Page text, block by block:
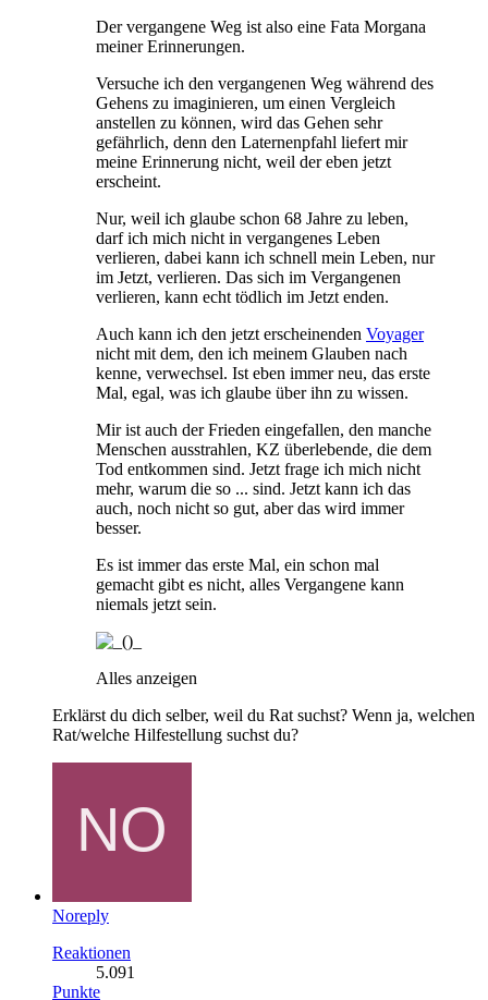
Der vergangene Weg ist also eine Fata Morgana
meiner Erinnerungen.
Versuche ich den vergangenen Weg während des
Gehens zu imaginieren, um einen Vergleich
anstellen zu können, wird das Gehen sehr
gefährlich, denn den Laternenpfahl liefert mir
meine Erinnerung nicht, weil der eben jetzt
erscheint.
Nur, weil ich glaube schon 68 Jahre zu leben,
darf ich mich nicht in vergangenes Leben
verlieren, dabei kann ich schnell mein Leben, nur
im Jetzt, verlieren. Das sich im Vergangenen
verlieren, kann echt tödlich im Jetzt enden.
Auch kann ich den jetzt erscheinenden Voyager
nicht mit dem, den ich meinem Glauben nach
kenne, verwechsel. Ist eben immer neu, das erste
Mal, egal, was ich glaube über ihn zu wissen.
Mir ist auch der Frieden eingefallen, den manche
Menschen ausstrahlen, KZ überlebende, die dem
Tod entkommen sind. Jetzt frage ich mich nicht
mehr, warum die so ... sind. Jetzt kann ich das
auch, noch nicht so gut, aber das wird immer
besser.
Es ist immer das erste Mal, ein schon mal
gemacht gibt es nicht, alles Vergangene kann
niemals jetzt sein.
Alles anzeigen
Erklärst du dich selber, weil du Rat suchst? Wenn ja, welchen
Rat/welche Hilfestellung suchst du?
Noreply
Reaktionen
5.091
Punkte